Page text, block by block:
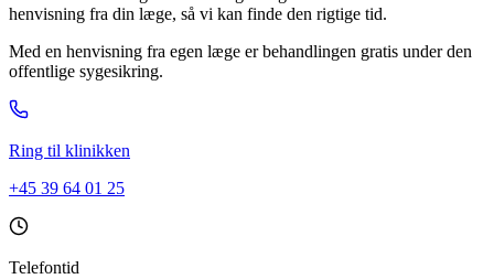
henvisning fra din læge, så vi kan finde den rigtige tid.
Med en henvisning fra egen læge er behandlingen gratis under den
offentlige sygesikring.
Ring til klinikken
+45 39 64 01 25
Telefontid